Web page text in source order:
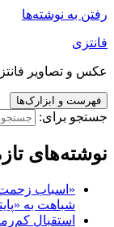
نوشته‌ها
فانتزی
و ابزارک‌ها
برای:
تازه
زحمت» و
به «پایتخت7» و چرخش بر مدار تکرار